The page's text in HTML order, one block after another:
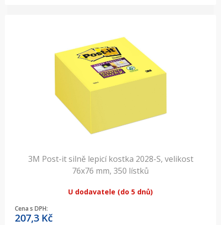
3M Post-it silně lepicí kostka 2028-S, velikost
76x76 mm, 350 lístků
U dodavatele (do 5 dnů)
Cena s DPH:
207,3 Kč